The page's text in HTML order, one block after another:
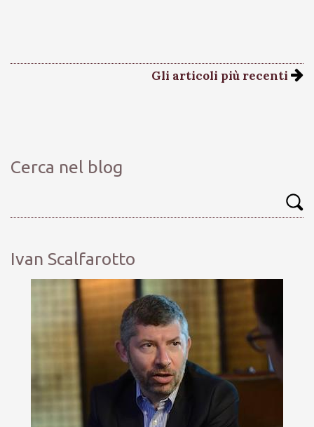
Gli articoli più recenti
Cerca nel blog
Ivan Scalfarotto